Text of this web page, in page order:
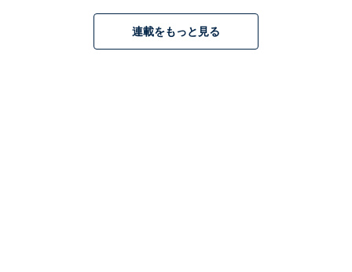
も、少し特別感のある休憩ができそうだと感じて選
びました」（40代男性／北海道）
連載をもっと見る